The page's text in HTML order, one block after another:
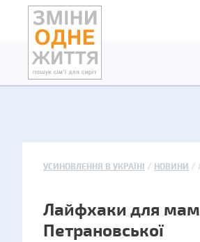
УСИНОВЛЕННЯ В УКРАЇНІ НОВИНИ
Лайфхаки для
Петрановської